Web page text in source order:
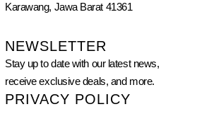
Karawang, Jawa Barat 41361
NEWSLETTER
Stay up to date with our latest news,
receive exclusive deals, and more.
PRIVACY POLICY